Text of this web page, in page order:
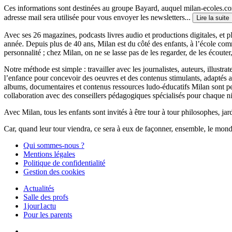
Ces informations sont destinées au groupe Bayard, auquel milan-
adresse mail sera utilisée pour vous envoyer les newsletters...
Lire la suite
Avec ses 26 magazines, podcasts livres audio et productions digitales, et
année. Depuis plus de 40 ans, Milan est du côté des enfants, à l’école
personnalité ; chez Milan, on ne se lasse pas de les regarder, de les
Notre méthode est simple : travailler avec les journalistes, auteurs,
l’enfance pour concevoir des oeuvres et des contenus stimulants,
albums, documentaires et contenus ressources ludo-éducatifs Milan sont
collaboration avec des conseillers pédagogiques spécialisés pour chaque
Avec Milan, tous les enfants sont invités à être tour à tour philosophes,
Car, quand leur tour viendra, ce sera à eux de façonner, ensemble, le
Qui sommes-nous ?
Mentions légales
Politique de confidentialité
Gestion des cookies
Actualités
Salle des profs
1jour1actu
Pour les parents